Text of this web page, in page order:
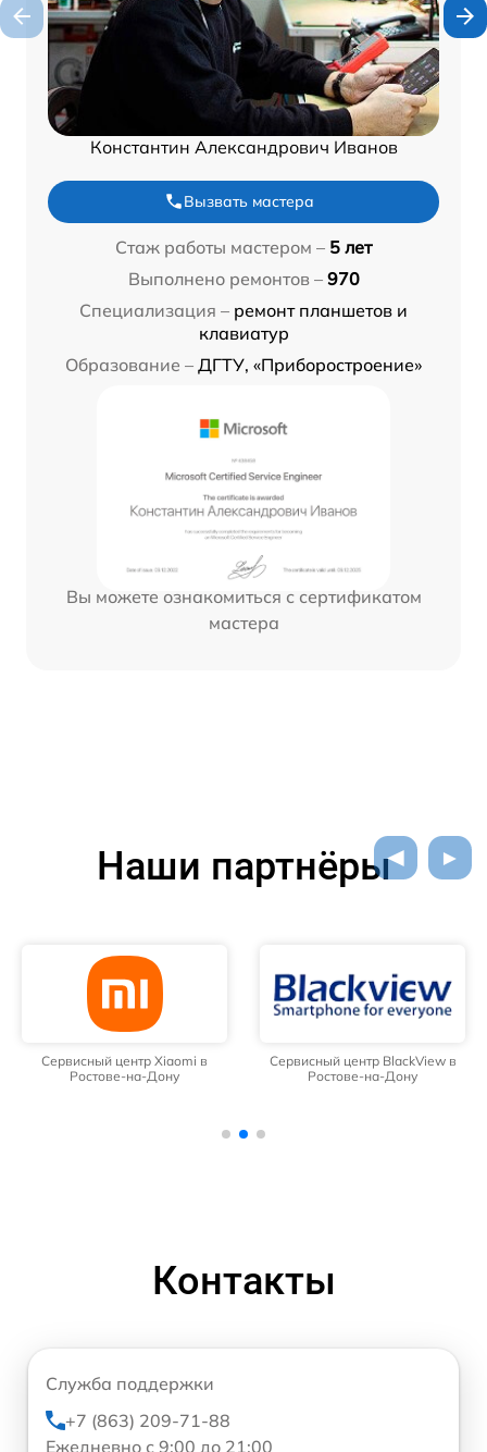
Константин Александрович Иванов
Вызвать мастера
Стаж работы мастером – 5 лет
Выполнено ремонтов – 970
Специализация – ремонт планшетов и
клавиатур
Образование – ДГТУ, «Приборостроение»
Вы можете ознакомиться с сертификатом
мастера
Наши партнёры
Сервисный центр Xiaomi в
Ростове-на-Дону
Сервисный центр BlackView в
Ростове-на-Дону
Контакты
Служба поддержки
+7 (863) 209-71-88
Ежедневно с 9:00 до 21:00